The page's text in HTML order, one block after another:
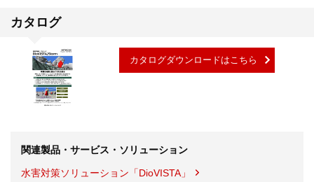
カタログ
カタログダウンロードはこちら
関連製品・サービス・ソリューション
水害対策ソリューション「DioVISTA」